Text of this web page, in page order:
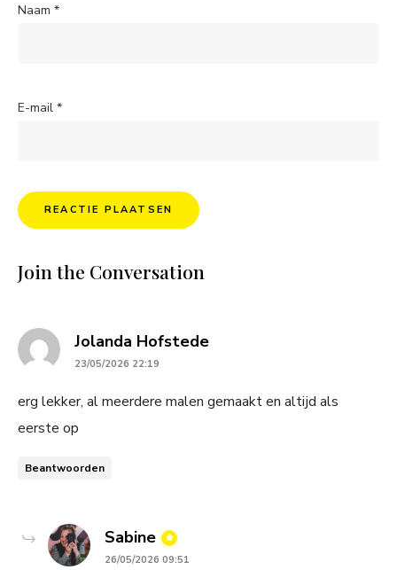
Naam *
E-mail *
Join the Conversation
Jolanda Hofstedesays:
23/05/2026 22:19
erg lekker, al meerdere malen gemaakt en altijd als
eerste op
Beantwoorden
Sabine says:
26/05/2026 09:51